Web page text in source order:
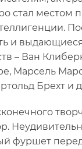
стал местом
и
– Ван
Марсель
Брехт и
фуршет